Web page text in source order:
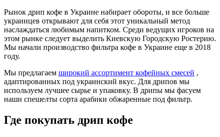
Рынок дрип кофе в Украине набирает обороты, и все больше
украинцев открывают для себя этот уникальный метод
наслаждаться любимым напитком. Среди ведущих игроков на
этом рынке следует выделить Киевскую Городскую Ростерию.
Мы начали производство фильтра кофе в Украине еще в 2018
году.
Мы предлагаем широкий ассортимент кофейных смесей ,
адаптированных под украинский вкус. Для дрипов мы
используем лучшее сырье и упаковку. В дрипы мы фасуем
наши спешелты сорта арабики обжаренные под фильтр.
Где покупать дрип кофе